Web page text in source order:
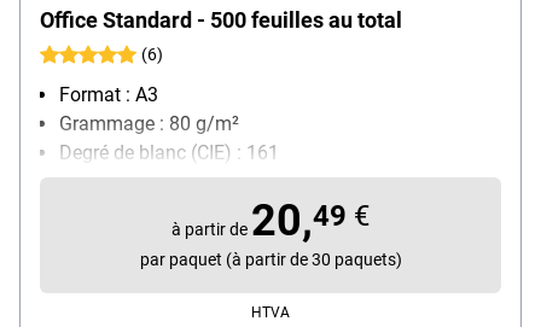
Office Standard - 500 feuilles au total
(6)
Format : A3
Grammage : 80 g/m²
Degré de blanc (CIE) : 161
Contenu par paquet : 500 feuille(s)
à partir de 20,49 €
par paquet (à partir de 30 paquets)
HTVA